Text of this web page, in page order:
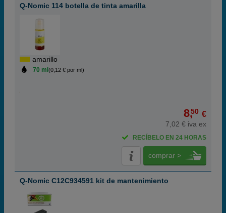
Q-Nomic 114 botella de tinta amarilla
amarillo
70 ml (0,12 € por ml)
8,50 €
7,02 € iva ex
RECÍBELO EN 24 HORAS
comprar >
Q-Nomic C12C934591 kit de mantenimiento